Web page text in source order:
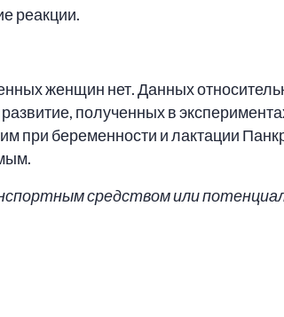
реакции.
женщин нет. Данных
полученных в
при беременности и лактации
средством или